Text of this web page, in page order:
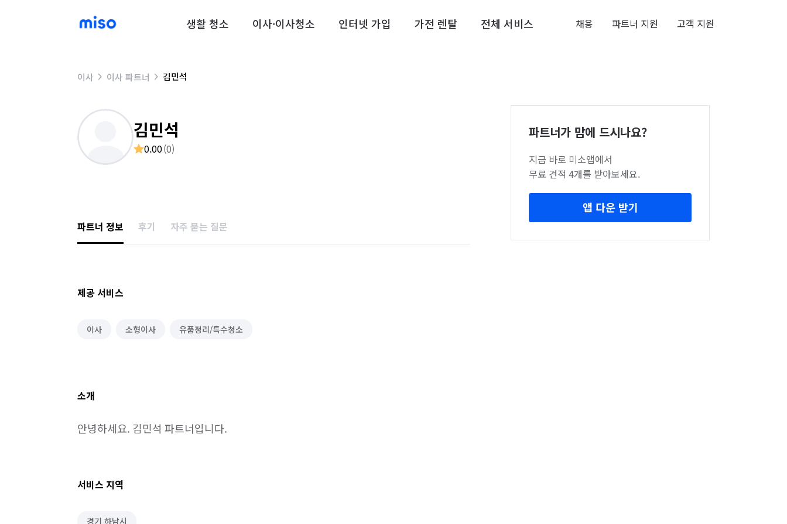
생활 청소 이사·이사청소 인터넷 가입 가전 렌탈 전체 서비스 채용 파트너 지원 고객 지원
이사 이사 파트너 김민석
김민석
0.00(0)
파트너 정보 후기 자주 묻는 질문
제공 서비스
이사 소형이사 유품정리/특수청소
소개
안녕하세요. 김민석 파트너입니다.
서비스 지역
경기 하남시
파트너가 맘에 드시나요?
지금 바로 미소앱에서
무료 견적 4개를 받아보세요.
앱 다운 받기